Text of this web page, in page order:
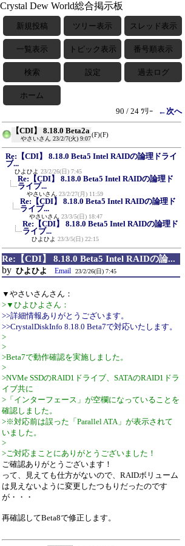
Crystal Dew World総合掲示板
新規投稿 ツリー表示 スレッド表示
一覧表示 トピック表示 番号順表示
検索 設定 過去ログ
ホーム
90 / 24 ﾂﾘｰ
←次へ
【CDI】 8.18.0 Beta2a
やさいさん 23/2/7(火) 9:07
(F)(F)
Re:【CDI】 8.18.0 Beta5 Intel RAIDの論理ドライ
ブ...
ひよひよ 23/2/26(日) 7:45
Re:【CDI】 8.18.0 Beta5 Intel RAIDの論理ド
ライブ...
やさいさん 23/2/27(月) 11:59
Re:【CDI】 8.18.0 Beta5 Intel RAIDの論理ド
ライブ...
やさいさん 23/3/5(日) 18:47
Re:【CDI】 8.18.0 Beta5 Intel RAIDの論理ド
ライブ...
ひよひよ 23/3/5(日) 22:15
Re:【CDI】 8.18.0 Beta5 Intel RAIDの論...
by ひよひよ Email 23/2/26(日) 7:45
▼やさいさんさん：
>▼ひよひよさん：
>>詳細情報ありがとうございます。
>>CrystalDiskInfo 8.18.0 Beta7で対応いたします。
>
>
>Beta7で動作確認を実施しました。
>
>NVMe SSDのRAID1ドライブ、SATAのRAID1ドラ
イブ共に
>「インターフェース」が空欄になっていることを
確認しました。
>※対応前は誤った「Parallel ATA」が表示されて
いました。
>
>ご対応まことにありがとうございました！
ご確認ありがとうございます！
って、見えても仕方がないので、RAIDボリューム
は見えないように変更したつもりだったのです
が・・・
再確認してBeta8で修正します。